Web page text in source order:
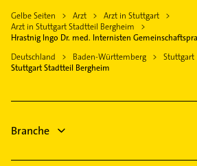
Möhringen
Mühlhausen
Mitte
Ost
Rot
Böblingen
Ostfildern
Filderstadt
Bietigheim-Bissingen
Rohrreinigung
Immobilien
Immobilienmakler
Gasinstallateur
Gartenbau & Landschaftsbau
Gelbe Seiten Arzt
Arzt in Stuttgart
Arzt in Stuttgart Stadtteil Bergheim
Hrastnig Ingo Dr. med. Internisten
Deutschland
Baden-Württemberg
Stuttgart
Stuttgart Stadtteil Bergheim
Branche